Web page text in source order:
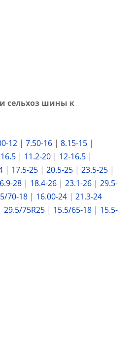
сельхоз шины к
12 | 7.50-16 | 8.15-15 |
| 11.2-20 | 12-16.5 |
| 17.5-25 | 20.5-25 | 23.5-25 |
28 | 18.4-26 | 23.1-26 | 29.5-
70-18 | 16.00-24 | 21.3-24
29.5/75R25 | 15.5/65-18 | 15.5-